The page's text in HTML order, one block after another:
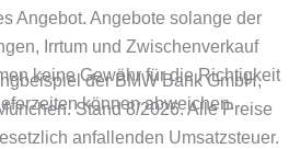
Angebot. Angebote solange der
Irrtum und Zwischenverkauf
keine Gewähr für die Richtigkeit
können abweichen.
der BMW Bank GmbH,
Stand 8/2026.Alle Preise
anfallenden Umsatzsteuer.